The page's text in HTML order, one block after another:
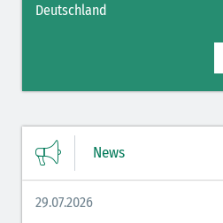
Deutschland
News
29.07.2026